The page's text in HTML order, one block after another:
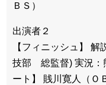
ＢＳ）
出演者２
【フィニッシュ】
技部 総監督) 実況：
ート】 賎川寛人（Ｏ